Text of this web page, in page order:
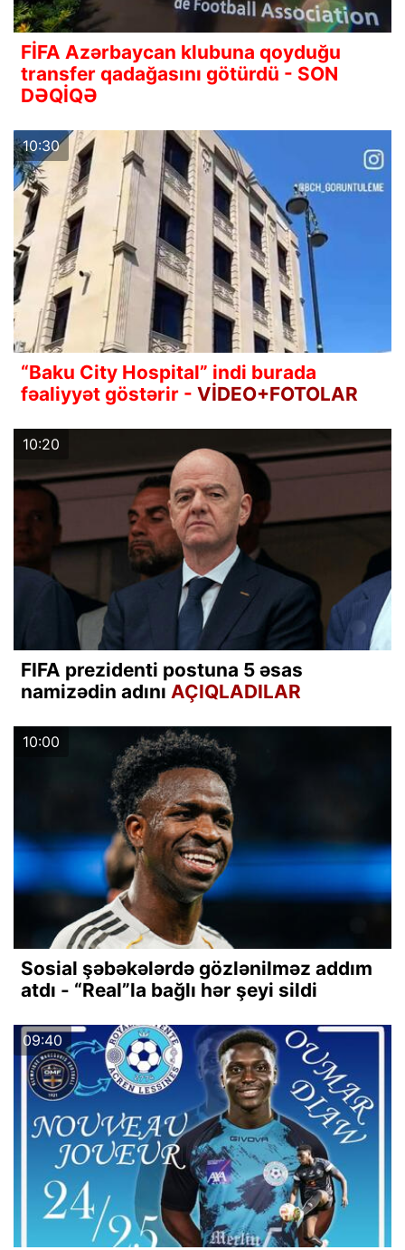
FİFA Azərbaycan klubuna qoyduğu
transfer qadağasını götürdü - SON
DƏQİQƏ
10:30
“Baku City Hospital” indi burada
fəaliyyət göstərir - VİDEO+FOTOLAR
10:20
FIFA prezidenti postuna 5 əsas
namizədin adını AÇIQLADILAR
10:00
Sosial şəbəkələrdə gözlənilməz addım
atdı - “Real”la bağlı hər şeyi sildi
09:40